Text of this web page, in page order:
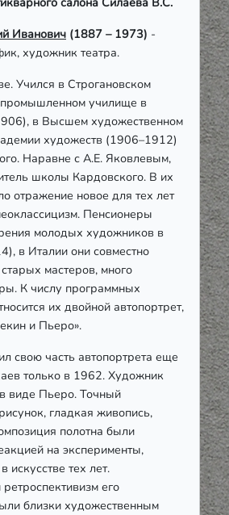
Иванович (1887 – 1973) -
художник театра.
Учился в Строгановском
училище в
в Высшем художественном
художеств (1906–1912)
Наравне с А.Е. Яковлевым,
школы Кардовского. В их
отражение новое для тех лет
Пенсионеры
молодых художников в
в Италии они совместно
мастеров, много
К числу программных
их двойной автопортрет,
и Пьеро».
свою часть автопортрета еще
только в 1962. Художник
виде Пьеро. Точный
гладкая живопись,
полотна были
на эксперименты,
искусстве тех лет.
его
близки художественным